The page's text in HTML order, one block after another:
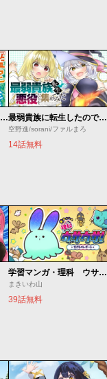
俺の『鑑定』スキルがチートすぎて 最弱貴族に転生したので悪役たちを集めてみた
空野進/sorani/ファルまろ
14話無料
学習マンガ・理科 ウサウサ！
まきいわ山
39話無料